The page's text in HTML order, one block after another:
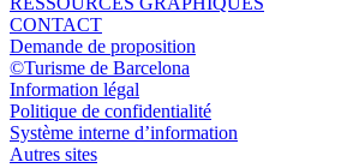
CONTACT
Demande de proposition
©Turisme de Barcelona
Information légal
Politique de confidentialité
Système interne d’information
Autres sites